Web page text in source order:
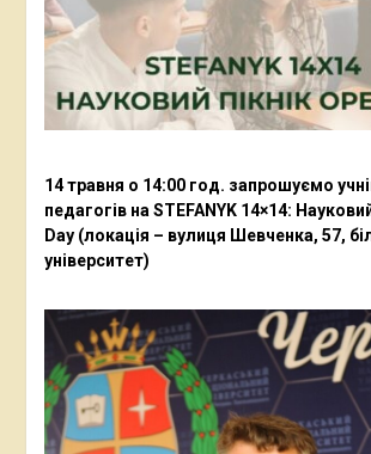
14 травня о 14:00 год. запрошуємо
педагогів на STEFANYK 14×14:
Day (локація – вулиця Шевченка, 57,
університет)